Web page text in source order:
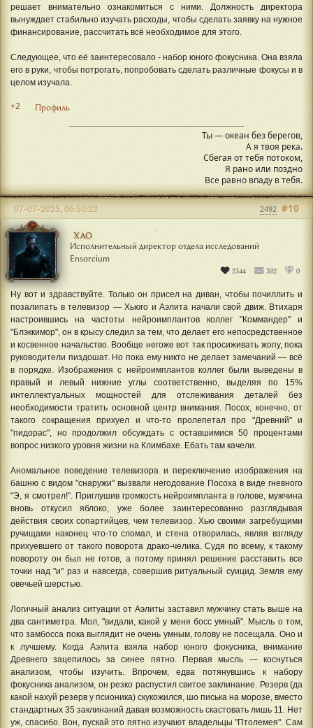
решает внимательно ознакомиться с ними. Должность директора
вынуждает стабильно изучать расходы, чтобы сделать заявку на нужное
финансирование, рассчитать всё необходимое для этого.
Следующее, что её заинтересовало - набор юного фокусника. Она взяла
его в руки, чтобы потрогать, попробовать сделать различные фокусы и в
целом изучала.
+2 Профиль
Ты — океан без берегов,
А я твоя река.
Сбегая от тебя потоком,
Я рано или поздно
Все равно впаду в тебя.
ХАО
Исполнительный директор отдела исследований
Ensorcium
2344 382 0
#10
07-07-2025, 06:50:22 2492
Ну вот и здравствуйте. Только он присел на диван, чтобы почиллить и
позалипать в телевизор — Хьюго и Аэлита начали свой движ. Втихаря
настроившись на частоты нейроимплантов коллег "Коммандер" и
"Блэккимор", он в крысу следил за тем, что делает его непосредственное
и косвенное начальство. Вообще негоже вот так просиживать жопу, пока
руководители пиздошат. Но пока ему никто не делает замечаний — всё
в порядке. Изображения с нейроимплантов коллег были выведены в
правый и левый нижние углы соответственно, выделяя по 15%
интеллектуальных мощностей для отслеживания деталей без
необходимости тратить основной центр внимания. Посох, конечно, от
такого сокращения прихуел и что-то пролепетал про "Древний" и
"пидорас", но продолжил обсуждать с оставшимися 50 процентами
вопрос низкого уровня жизни на Климбахе. Ебать там качели.
Аномальное поведение телевизора и переключение изображения на
башню с видом "снаружи" вызвали негодование Посоха в виде гневного
"Э, я смотрел!". Приглушив громкость нейроимпланта в голове, мужчина
вновь откусил яблоко, уже более заинтересованно разглядывая
действия своих сопартийцев, чем телевизор. Хью своими загребущими
ручищами наконец что-то сломал, и стена отворилась, являя взгляду
прихуевшего от такого поворота драко-челика. Судя по всему, к такому
повороту он был не готов, а потому принял решение расставить все
точки над "и" раз и навсегда, совершив ритуальный суицид. Земля ему
овечьей шерстью.
Логичный анализ ситуации от Аэлиты заставил мужчину стать выше на
два сантиметра. Мол, "видали, какой у меня босс умный". Мысль о том,
что замбосса пока выглядит не очень умным, голову не посещала. Оно и
к лучшему. Когда Аэлита взяла набор юного фокусника, внимание
Древнего зацепилось за синее пятно. Первая мысль — коснуться
анализом, чтобы изучить. Впрочем, едва потянувшись к набору
фокусника анализом, он резко распустил свитое заклинание. Резерв (да
какой нахуй резерв у псионика) скукожился, шо писька на морозе, вместо
стандартных 35 заклинаний давая возможность скастовать лишь 11. Нет
уж, спасибо. Вон, пускай это пятно изучают владельцы "Птолемея". Сам